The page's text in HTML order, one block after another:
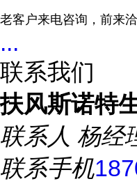
老客户来电咨询，前来
...
联系我们
扶风斯诺特
联系人 杨经
联系手机